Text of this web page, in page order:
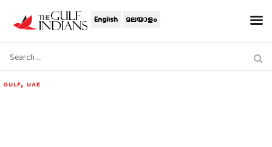
English മലയാളം
GULF, UAE